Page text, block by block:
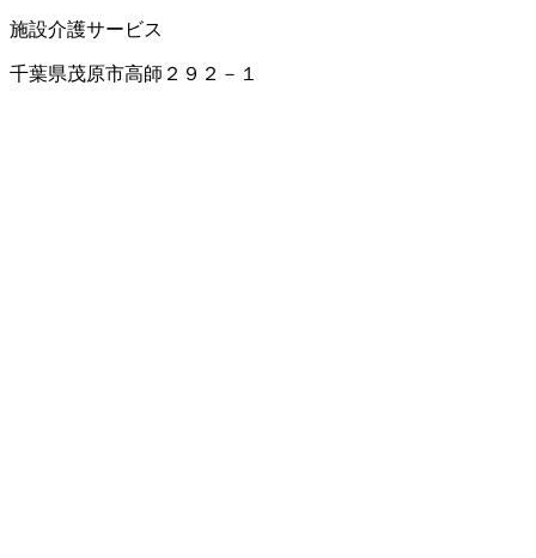
施設介護サービス
千葉県茂原市高師２９２－１